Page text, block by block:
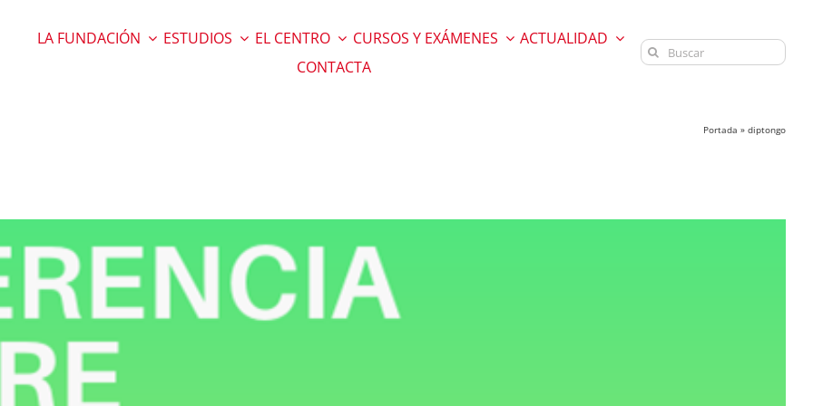
LA FUNDACIÓN ESTUDIOS EL CENTRO CURSOS Y EXÁMENES
ACTUALIDAD
CONTACTA
Buscar:
Portada » diptongo